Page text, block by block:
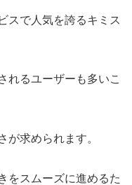
スで人気を誇るキミス
れるユーザーも多いこ
が求められます。
をスムーズに進めるた